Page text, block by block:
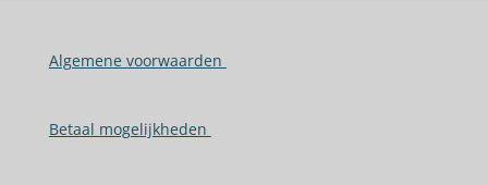
Algemene voorwaarden
Betaal mogelijkheden